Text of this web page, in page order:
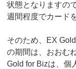
状態となりますの
週間程度でカード
そのため、EX
の期間は、おおむ
Gold for Bizは、個